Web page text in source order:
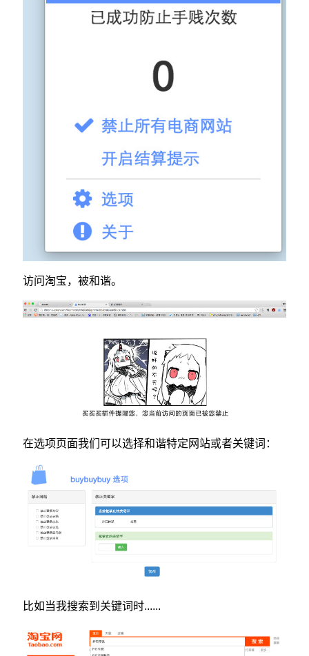
访问淘宝，被和谐。
在选项页面我们可以选择和谐特定网站或者关键词：
比如当我搜索到关键词时......